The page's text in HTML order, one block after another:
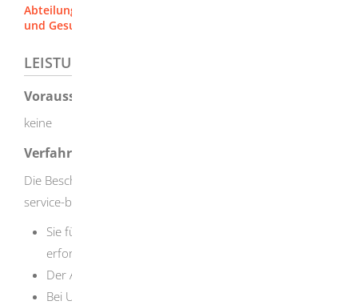
Abteilung 2, Wirtschaft, Raumordnung-, Bau-, Denkmal-
und Gesundheitswesen [Regierungspräsidium Freiburg]
LEISTUNGSDETAILS
Voraussetzungen
keine
Verfahrensablauf
Die Bescheinigung können Sie online über das Portal
service-bw beantragen:
Sie füllen den Antrag online aus und laden alle
erforderlichen Unterlagen hoch.
Der Antrag wird geprüft.
Bei Unklarheiten, fehlenden Unterlagen oder